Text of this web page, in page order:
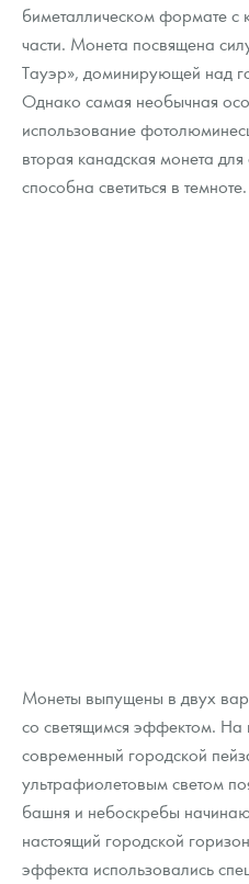
Книги по нумизматике
биметаллическом формате с
части. Монета посвящена
Тауэр», доминирующей над
Однако самая необычная
использование
вторая канадская монета
способна светиться в темноте.
Монеты выпущены в двух
со светящимся эффектом. На
современный городской
ультрафиолетовым светом
башня и небоскребы
настоящий городской
эффекта использовались